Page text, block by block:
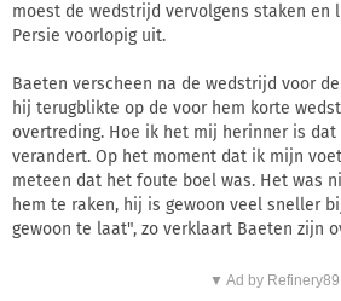
moest de wedstrijd vervolgens staken en
Persie voorlopig uit.
Baeten verscheen na de wedstrijd voor
hij terugblikte op de voor hem korte
overtreding. Hoe ik het mij herinner is
verandert. Op het moment dat ik mijn
meteen dat het foute boel was. Het was
hem te raken, hij is gewoon veel sneller
gewoon te laat", zo verklaart Baeten zijn
▼ Ad by Refinery89